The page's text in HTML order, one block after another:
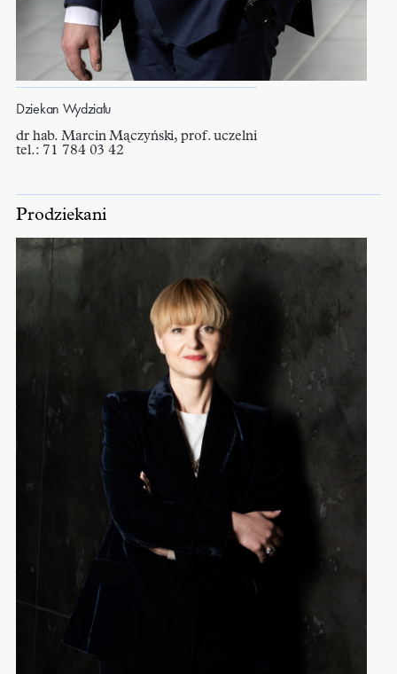
Dziekan Wydziału
dr hab. Marcin Mączyński, prof. uczelni
tel.: 71 784 03 42
Prodziekani